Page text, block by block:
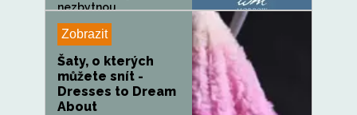
nezbytnou...
Zobrazit
Šaty, o kterých
můžete snít -
Dresses to Dream
About